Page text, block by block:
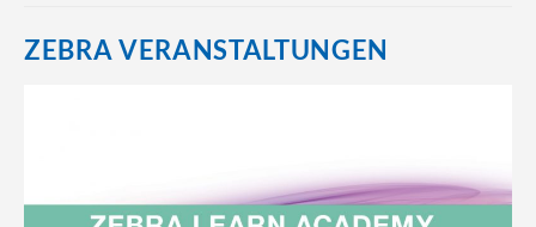
ZEBRA VERANSTALTUNGEN